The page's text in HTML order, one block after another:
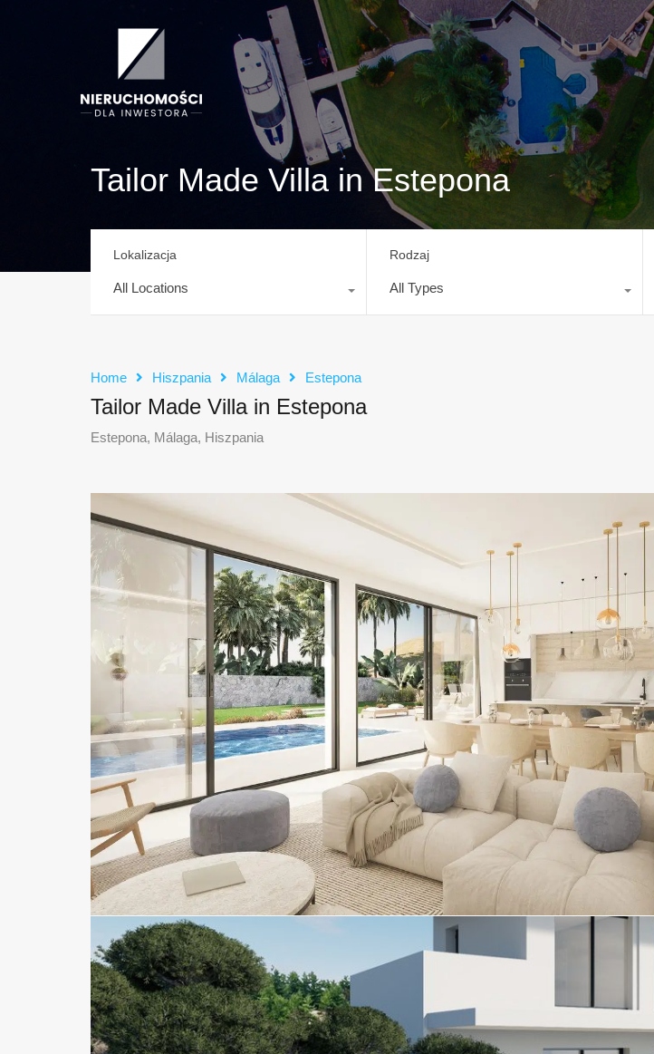
Tailor Made Villa in Estepona
Lokalizacja
All Locations
Rodzaj
All Types
Home Hiszpania Málaga Estepona
Tailor Made Villa in Estepona
Estepona, Málaga, Hiszpania